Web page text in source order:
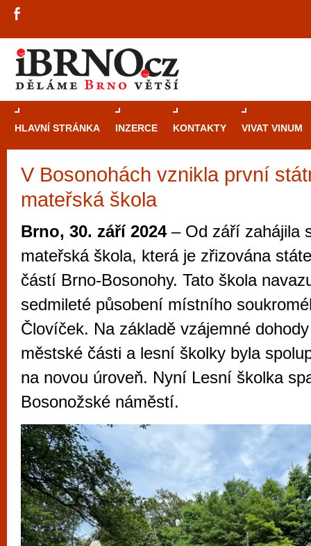
HLAVNÍ STRÁNKA INZERCE KONTAKTY VIVAT VINUM
V Bosonohách vznikla první
mateřská škola
Brno, 30. září 2024– Od září zahájila
mateřská škola, která je zřizována
částí Brno-Bosonohy. Tato škola
sedmileté působení místního
Človíček. Na základě vzájemné
městské části a lesní školky byla
na novou úroveň. Nyní Lesní školka
Bosonožské náměstí.
Průvodce
Brno je
zajímavé
restaurace,
Mimo jiné je ale také místem, kde si
vyzkoušet různé kasinové hry. V
metropoli naleznete širokou nabídku her
po moderní automaty jak pro pravidelné
příležitostné hráče. V...